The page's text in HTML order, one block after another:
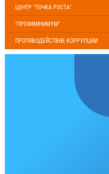
ЦЕНТР "ТОЧКА РОСТА"
"ПРОФМИНИМУМ"
ПРОТИВОДЕЙСТВИЕ КОРРУПЦИИ